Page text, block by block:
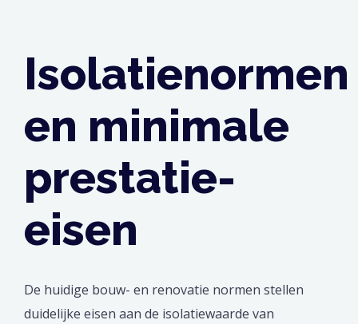
Isolatienormen
en minimale
prestatie-
eisen
De huidige bouw- en renovatie normen stellen
duidelijke eisen aan de isolatiewaarde van